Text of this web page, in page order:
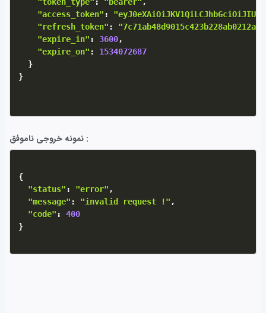
"access_token" :
"refresh_token" :
"expire_in" : 3600,
"expire_on" :
1534072687
}
}
نمونه خروجی ناموفق :
{
"status" : "error" ,
"message" : "invalid request !" ,
"code" :
400
}